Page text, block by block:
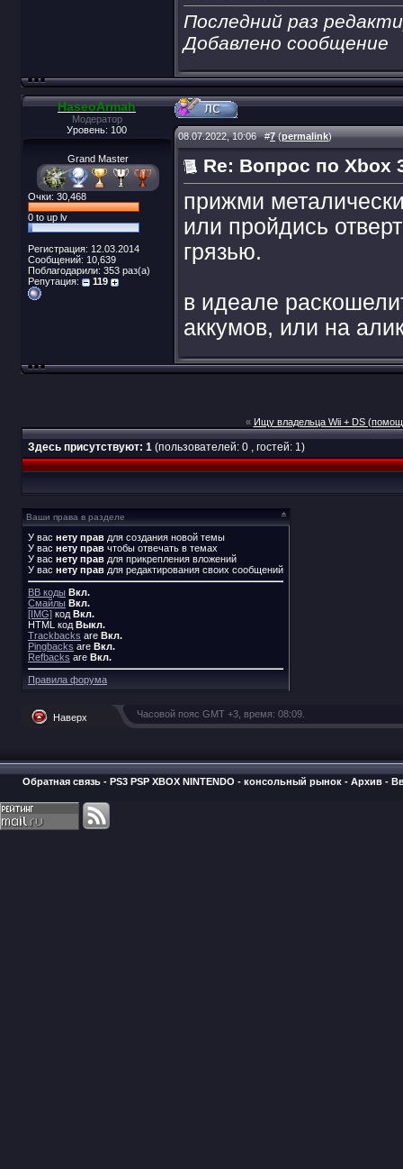
Последний раз
Добавлено сообщение
HaseoArmah
Модератор
Уровень: 100
Grand Master
Очки: 30,468
0 to up lv
Регистрация: 12.03.2014
Сообщений: 10,639
Поблагодарили: 353 раз(а)
Репутация:
119
08.07.2022, 10:06#7(permalink)
Re: Вопрос по Xbox
прижми
или пройдись
грязью.
в идеале
аккумов, или на
« Ищу владельца Wii + DS
Здесь присутствуют: 1 (пользователей: 0 , гостей: 1)
Ваши права в разделе
У вас нету прав для создания новой темы
У вас нету прав чтобы отвечать в темах
У вас нету прав для прикрепления вложений
У вас нету прав для редактирования своих сообщений
BB коды Вкл.
Смайлы Вкл.
[IMG] код Вкл.
HTML код Выкл.
Trackbacks are Вкл.
Pingbacks are Вкл.
Refbacks are Вкл.
Правила форума
Наверх Часовой пояс GMT +3, время: 08:09
Обратная связь - PS3 PSP XBOX NINTENDO - консольный рынок - Архив -